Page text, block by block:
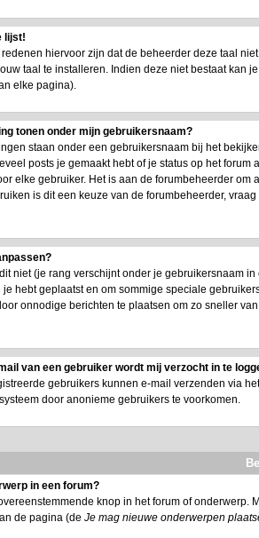
lijst!
hiervoor zijn dat de beheerder deze taal
taal te installeren. Indien deze niet bestaat kan
elke pagina).
tonen onder mijn gebruikersnaam?
staan onder een gebruikersnaam bij het
posts je gemaakt hebt of je status op het
elke gebruiker. Het is aan de forumbeheerder
is dit een keuze van de forumbeheerder,
niet (je rang verschijnt onder je gebruikersnaam
hebt geplaatst en om sommige speciale
onnodige berichten te plaatsen om zo sneller
van een gebruiker wordt mij verzocht in te
gebruikers kunnen e-mail verzenden via
door anonieme gebruikers te voorkomen.
in een forum?
knop in het forum of
de pagina (de Je mag nieuwe onderwerpen